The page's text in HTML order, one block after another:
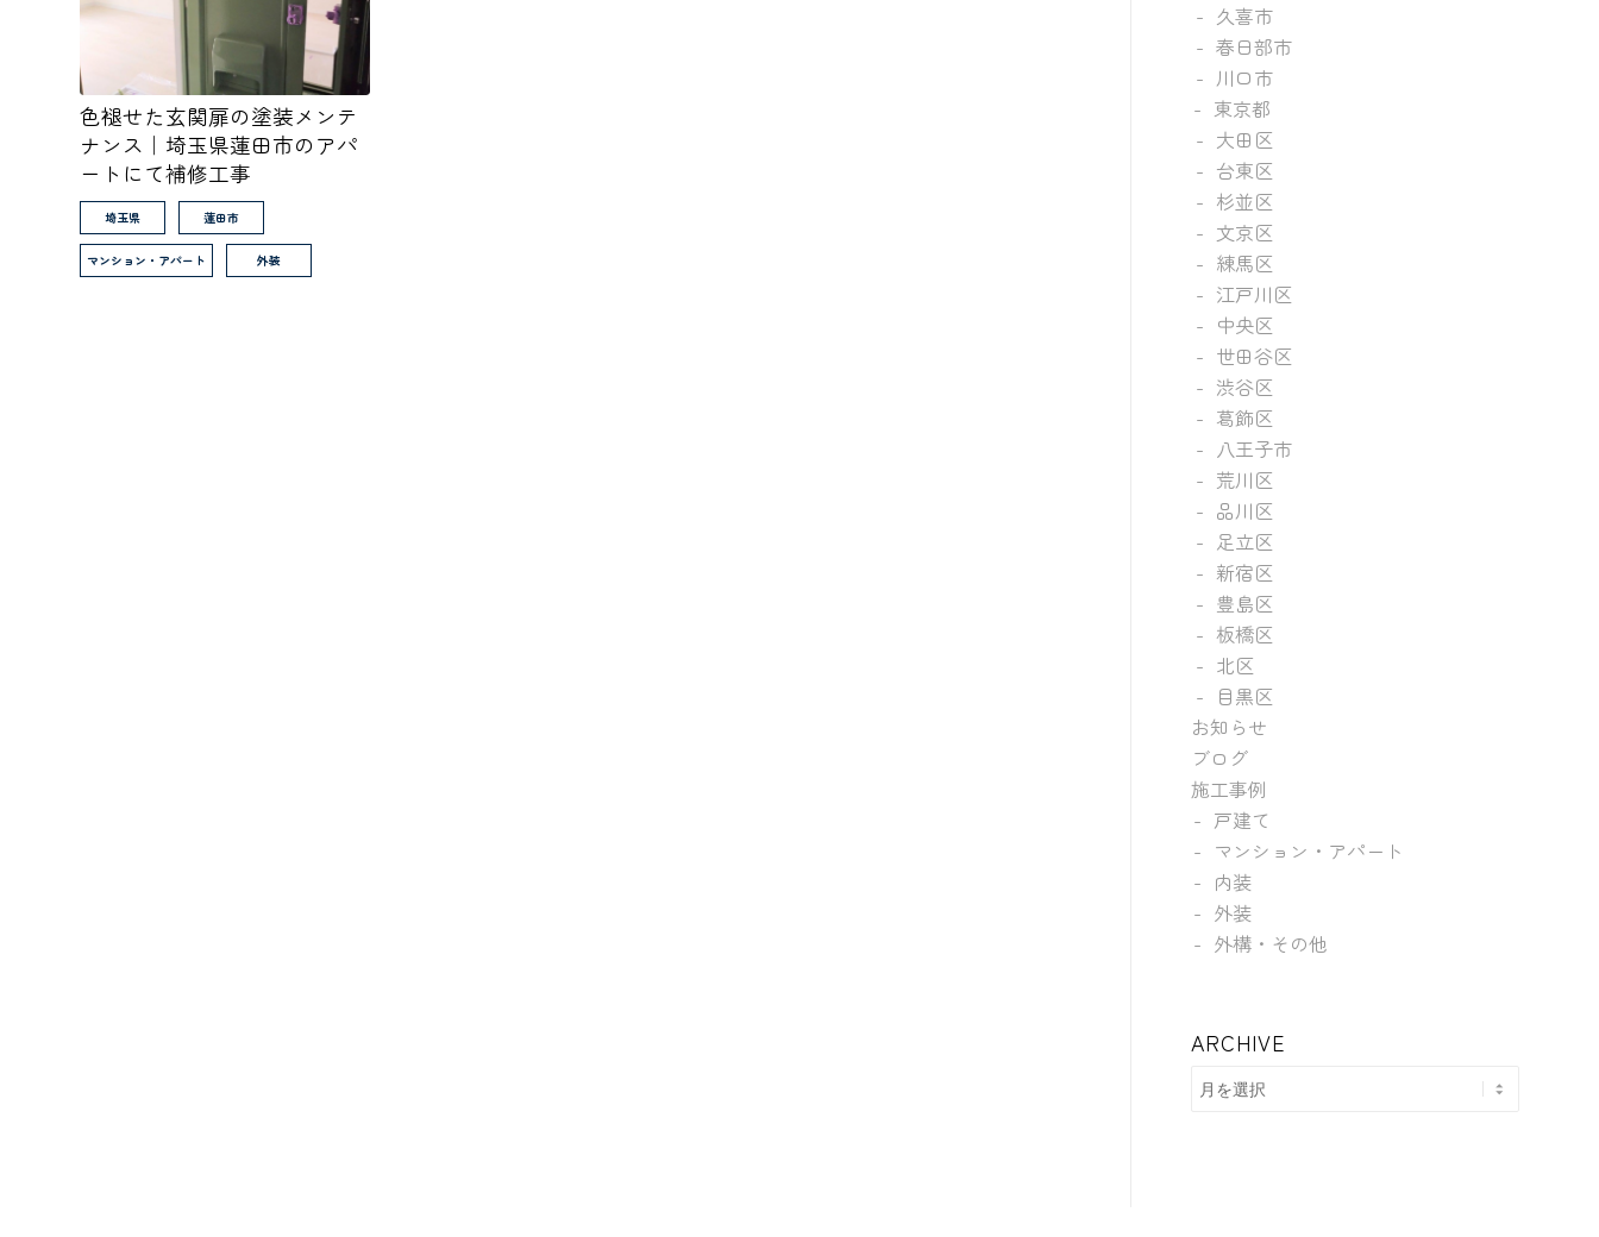
色褪せた玄関扉の塗装メンテ
ナンス｜埼玉県蓮田市のアパ
ートにて補修工事
埼玉県 蓮田市
マンション・アパート 外装
久喜市
春日部市
川口市
東京都
大田区
台東区
杉並区
文京区
練馬区
江戸川区
中央区
世田谷区
渋谷区
葛飾区
八王子市
荒川区
品川区
足立区
新宿区
豊島区
板橋区
北区
目黒区
お知らせ
ブログ
施工事例
戸建て
マンション・アパート
内装
外装
外構・その他
ARCHIVE